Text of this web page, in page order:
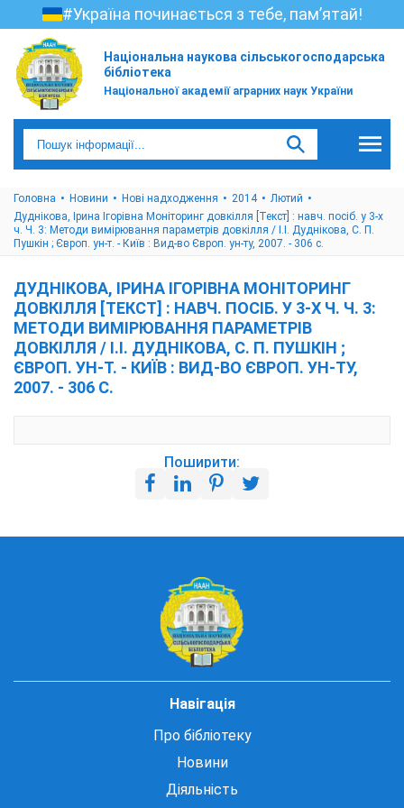
#Україна починається з тебе, пам’ятай!
Національна наукова сільськогосподарська
бібліотека
Національної академії аграрних наук України
Головна Новини Нові надходження 2014
Лютий
Дуднікова, Ірина Ігорівна Моніторинг довкілля [Текст] : навч. посіб. у 3-х
ч. Ч. 3: Методи вимірювання параметрів довкілля / І.І. Дуднікова, С. П.
Пушкін ; Європ. ун-т. - Київ : Вид-во Європ. ун-ту, 2007. - 306 с.
ДУДНІКОВА, ІРИНА ІГОРІВНА МОНІТОРИНГ
ДОВКІЛЛЯ [ТЕКСТ] : НАВЧ. ПОСІБ. У 3-Х Ч. Ч. 3:
МЕТОДИ ВИМІРЮВАННЯ ПАРАМЕТРІВ
ДОВКІЛЛЯ / І.І. ДУДНІКОВА, С. П. ПУШКІН ;
ЄВРОП. УН-Т. - КИЇВ : ВИД-ВО ЄВРОП. УН-ТУ,
2007. - 306 С.
Поширити:
Навігація
Про бібліотеку
Новини
Діяльність